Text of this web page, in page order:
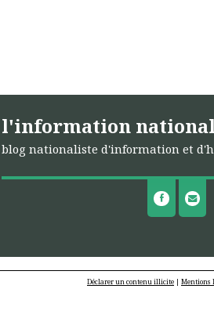
l'information
blog nationaliste d'information et
Déclarer un contenu illicite | Mentions